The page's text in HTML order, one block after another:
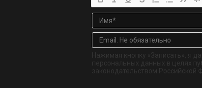
Нажимая кнопку «Записать», я
персональных данных в целях
законодательством Российской